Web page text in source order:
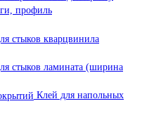
профиль
стыков кварцвинила
стыков ламината (ширина
Клей для напольных